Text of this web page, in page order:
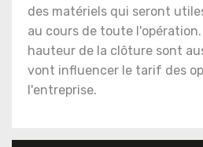
des matériels qui seront
au cours de toute
hauteur de la clôture sont
vont influencer le tarif des
l'entreprise.